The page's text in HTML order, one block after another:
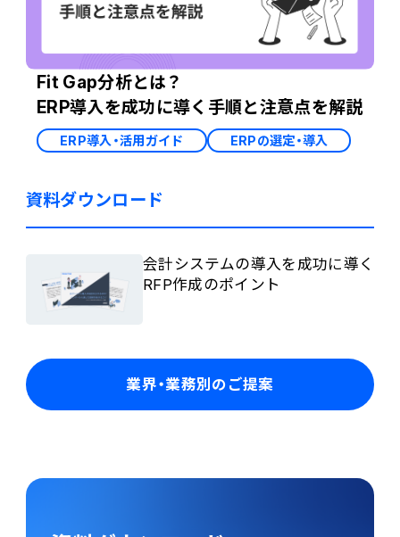
Fit Gap分析とは？
ERP導入を成功に導く手順と注意点を解説
ERP導入・活用ガイド ERPの選定・導入
資料ダウンロード
会計システムの導入を成功に導く
RFP作成のポイント
業界・業務別のご提案